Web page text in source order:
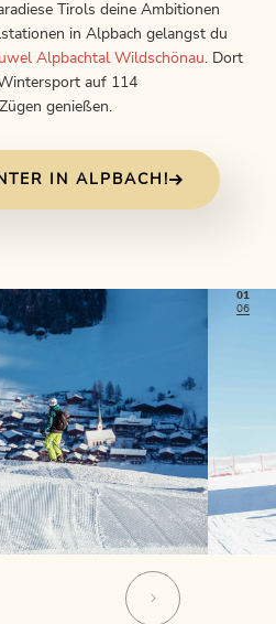
Tirols deine Ambitionen
in Alpbach gelangst du
Alpbachtal Wildschönau . Dort
auf 114
genießen.
IN ALPBACH!
01
06